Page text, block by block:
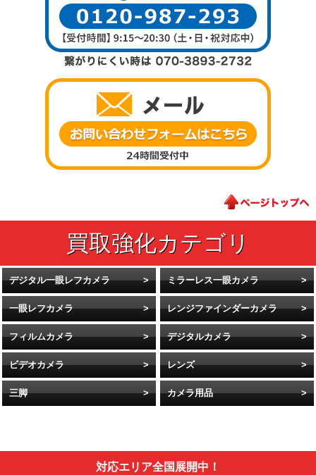
デジタル一眼レフカメラ ミラーレス一眼カメラ
一眼レフカメラ レンジファインダーカメラ
フィルムカメラ デジタルカメラ
ビデオカメラ レンズ
三脚 カメラ用品
対応エリア全国展開中！